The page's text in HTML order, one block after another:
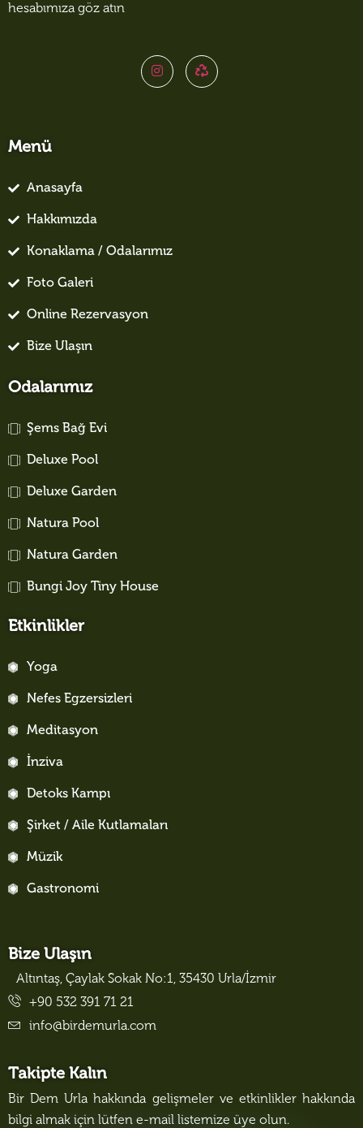
hesabımıza göz atın
Menü
Anasayfa
Hakkımızda
Konaklama / Odalarımız
Foto Galeri
Online Rezervasyon
Bize Ulaşın
Odalarımız
Şems Bağ Evi
Deluxe Pool
Deluxe Garden
Natura Pool
Natura Garden
Bungi Joy Tiny House
Etkinlikler
Yoga
Nefes Egzersizleri
Meditasyon
İnziva
Detoks Kampı
Şirket / Aile Kutlamaları
Müzik
Gastronomi
Bize Ulaşın
Altıntaş, Çaylak Sokak No:1, 35430 Urla/İzmir
+90 532 391 71 21
info@birdemurla.com
Takipte Kalın
Bir Dem Urla hakkında gelişmeler ve etkinlikler hakkında
bilgi almak için lütfen e-mail listemize üye olun.